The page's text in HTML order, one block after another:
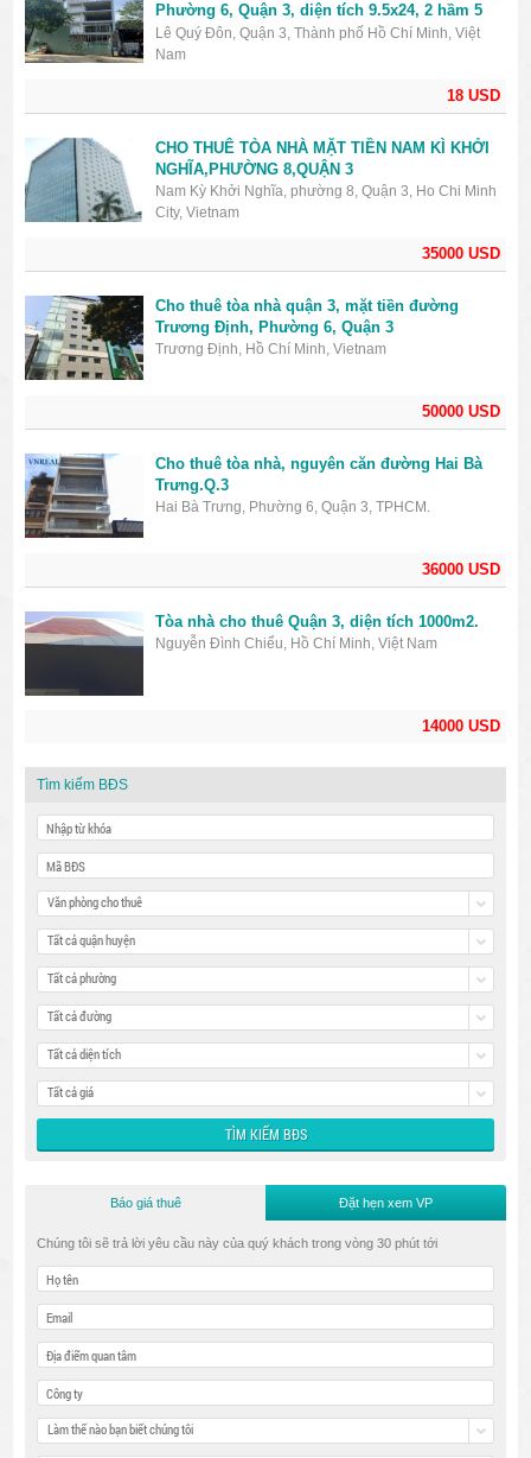
18 USD
Phường 6, Quận 3, diện tích 9.5x24, 2 hầm 5
lầu, giá 18000USD
Lê Quý Đôn, Quận 3, Thành phố Hồ Chí Minh, Việt
Nam
35000 USD
CHO THUÊ TÒA NHÀ MẶT TIỀN NAM KÌ KHỞI
NGHĨA,PHƯỜNG 8,QUẬN 3
Nam Kỳ Khởi Nghĩa, phường 8, Quận 3, Ho Chi Minh
City, Vietnam
50000 USD
Cho thuê tòa nhà quận 3, mặt tiền đường
Trương Định, Phường 6, Quận 3
Trương Định, Hồ Chí Minh, Vietnam
36000 USD
Cho thuê tòa nhà, nguyên căn đường Hai Bà
Trưng.Q.3
Hai Bà Trưng, Phường 6, Quận 3, TPHCM.
14000 USD
Tòa nhà cho thuê Quận 3, diện tích 1000m2.
Nguyễn Đình Chiểu, Hồ Chí Minh, Việt Nam
Tìm kiếm BĐS
Văn phòng cho thuê
Tất cả quận huyện
Tất cả phường
Tất cả đường
Tất cả diện tích
Tất cả giá
Báo giá thuê Đặt hẹn xem VP
Chúng tôi sẽ trả lời yêu cầu này của quý khách trong vòng 30 phút tới
Làm thế nào bạn biết chúng tôi